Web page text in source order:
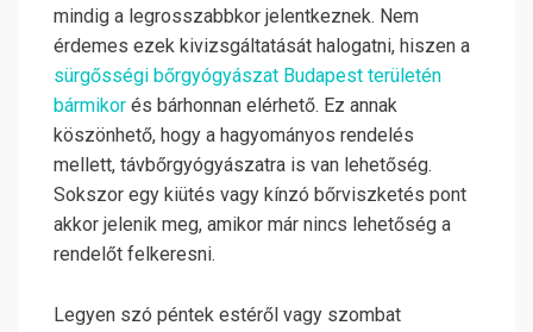
mindig a legrosszabbkor jelentkeznek. Nem
érdemes ezek kivizsgáltatását halogatni, hiszen a
sürgősségi bőrgyógyászat Budapest területén
bármikor és bárhonnan elérhető. Ez annak
köszönhető, hogy a hagyományos rendelés
mellett, távbőrgyógyászatra is van lehetőség.
Sokszor egy kiütés vagy kínzó bőrviszketés pont
akkor jelenik meg, amikor már nincs lehetőség a
rendelőt felkeresni.
Legyen szó péntek estéről vagy szombat